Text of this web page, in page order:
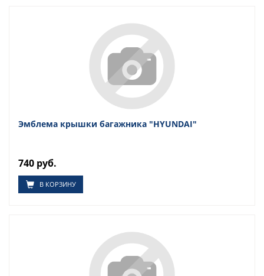
Эмблема крышки багажника "HYUNDAI"
740 руб.
В КОРЗИНУ